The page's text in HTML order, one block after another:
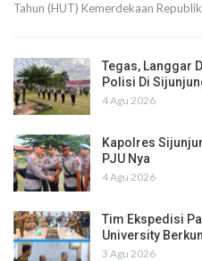
Tahun (HUT) Kemerdekaan
Tegas, Langgar
Polisi Di
4 Agu 2026
Kapolres
PJU Nya
4 Agu 2026
Tim Ekspedisi
University
3 Agu 2026